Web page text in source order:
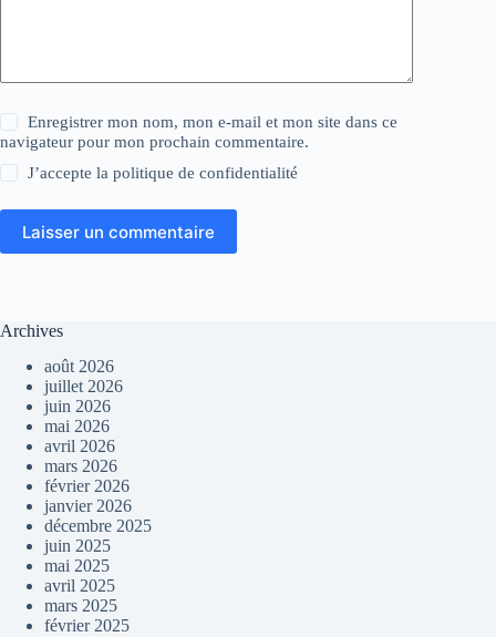
Enregistrer mon nom, mon e-mail et mon site dans ce
navigateur pour mon prochain commentaire.
J’accepte lapolitique de confidentialité
Laisser un commentaire
Archives
août 2026
juillet 2026
juin 2026
mai 2026
avril 2026
mars 2026
février 2026
janvier 2026
décembre 2025
juin 2025
mai 2025
avril 2025
mars 2025
février 2025